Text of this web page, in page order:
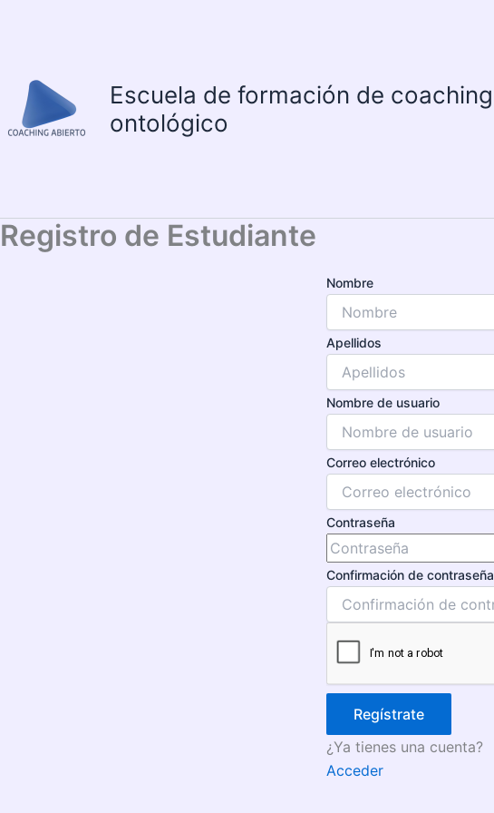
Escuela de formación de coaching
ontológico
Registro de Estudiante
Nombre
Apellidos
Nombre de usuario
Correo electrónico
Contraseña
Confirmación de contraseña
Regístrate
¿Ya tienes una cuenta?
Acceder